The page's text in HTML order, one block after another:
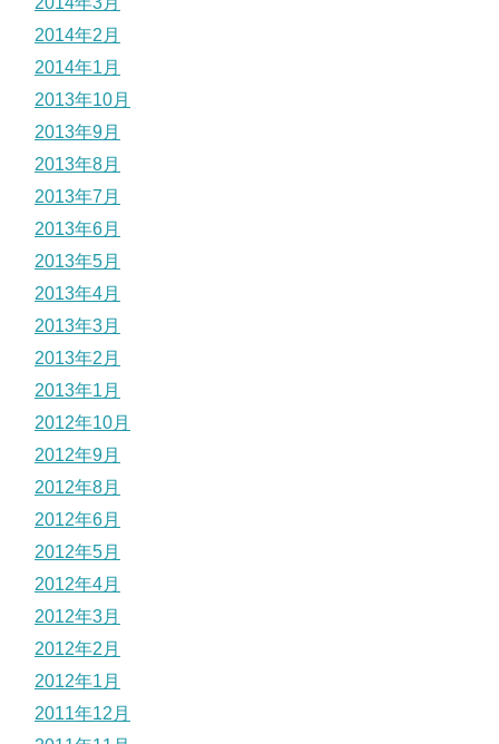
2014年2月
2014年1月
2013年10月
2013年9月
2013年8月
2013年7月
2013年6月
2013年5月
2013年4月
2013年3月
2013年2月
2013年1月
2012年10月
2012年9月
2012年8月
2012年6月
2012年5月
2012年4月
2012年3月
2012年2月
2012年1月
2011年12月